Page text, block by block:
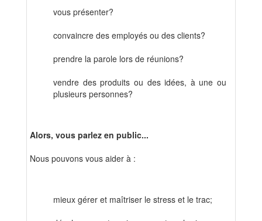
vous présenter?
convaincre des employés ou des clients?
prendre la parole lors de réunions?
vendre des produits ou des idées, à une ou
plusieurs personnes?
Alors, vous parlez en public...
Nous pouvons vous aider à :
mieux gérer et maîtriser le stress et le trac;